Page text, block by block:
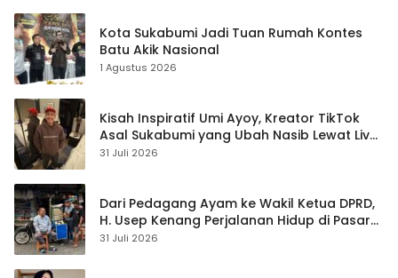
Kota Sukabumi Jadi Tuan Rumah Kontes
Batu Akik Nasional
1 Agustus 2026
Kisah Inspiratif Umi Ayoy, Kreator TikTok
Asal Sukabumi yang Ubah Nasib Lewat Live
Streaming
31 Juli 2026
Dari Pedagang Ayam ke Wakil Ketua DPRD,
H. Usep Kenang Perjalanan Hidup di Pasar
Cisaat
31 Juli 2026